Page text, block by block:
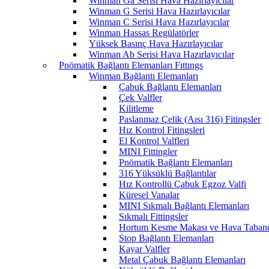
Winman G Serisi Hava Hazırlayıcılar
Winman C Serisi Hava Hazırlayıcılar
Winman Hassas Regülatörler
Yüksek Basınç Hava Hazırlayıcılar
Winman Ab Serisi Hava Hazırlayıcılar
Pnömatik Bağlantı Elemanları Fıttıngs
Winman Bağlantı Elemanları
Çabuk Bağlantı Elemanları
Çek Valfler
Kilitleme
Paslanmaz Çelik (Aısı 316) Fitingsler
Hız Kontrol Fitingsleri
El Kontrol Valfleri
MINI Fittingler
Pnömatik Bağlantı Elemanları
316 Yüksüklü Bağlantılar
Hız Kontrollü Çabuk Egzoz Valfi
Küresel Vanalar
MINI Sıkmalı Bağlantı Elemanları
Sıkmalı Fittingsler
Hortum Kesme Makası ve Hava
Stop Bağlantı Elemanları
Kayar Valfler
Metal Çabuk Bağlantı Elemanları